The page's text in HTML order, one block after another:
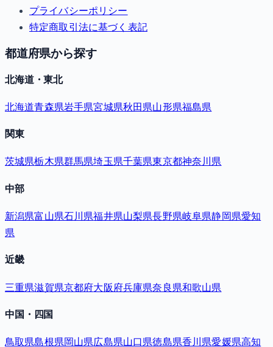
プライバシーポリシー
特定商取引法に基づく表記
都道府県から探す
北海道・東北
北海道青森県岩手県宮城県秋田県山形県福島県
関東
茨城県栃木県群馬県埼玉県千葉県東京都神奈川県
中部
新潟県富山県石川県福井県山梨県長野県岐阜県静岡県愛知
県
近畿
三重県滋賀県京都府大阪府兵庫県奈良県和歌山県
中国・四国
鳥取県島根県岡山県広島県山口県徳島県香川県愛媛県高知